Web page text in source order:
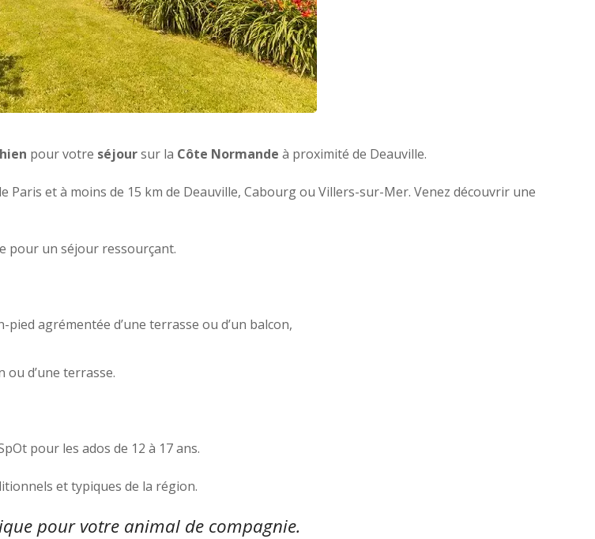
pour votre séjoursur la Côte Normande à proximité de Deauville.
Paris et à moins de 15 km de Deauville, Cabourg ou Villers-sur-Mer. Venez découvrir une
pour un séjour ressourçant.
agrémentée d’une terrasse ou d’un balcon,
ou d’une terrasse.
pour les ados de 12 à 17 ans.
et typiques de la région.
pour votre animal de compagnie.